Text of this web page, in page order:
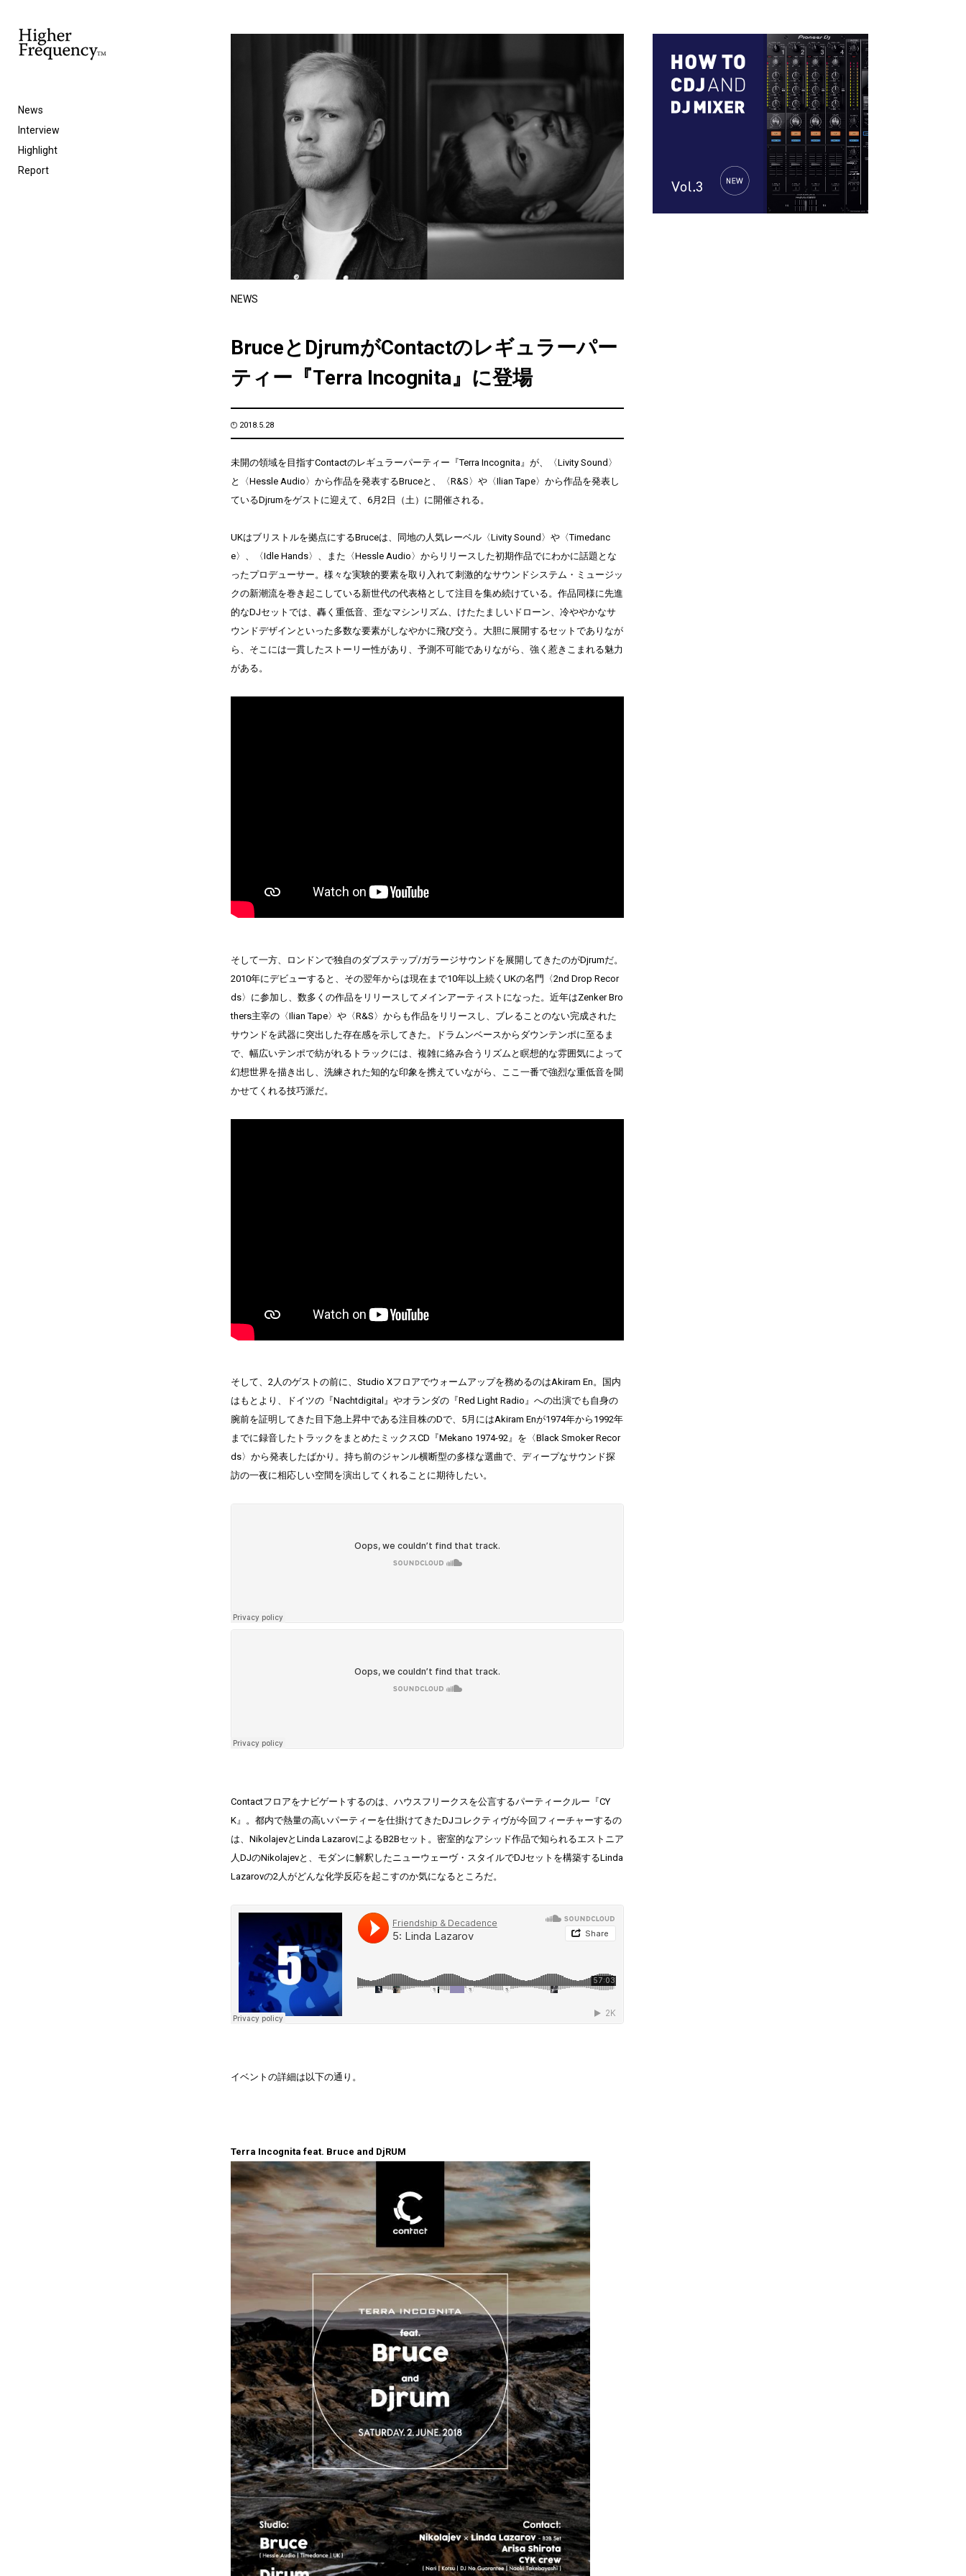
News
Interview
Highlight
Report
NEWS
BruceとDjrumがContactのレギュラーパー
ティー『Terra Incognita』に登場
2018.5.28
未開の領域を目指すContactのレギュラーパーティー『Terra Incognita』が、〈Livity Sound〉
と〈Hessle Audio〉から作品を発表するBruceと、〈R&S〉や〈Ilian Tape〉から作品を発表し
ているDjrumをゲストに迎えて、6月2日（土）に開催される。
UKはブリストルを拠点にするBruceは、同地の人気レーベル〈Livity Sound〉や〈Timedanc
e〉、〈Idle Hands〉、また〈Hessle Audio〉からリリースした初期作品でにわかに話題とな
ったプロデューサー。様々な実験的要素を取り入れて刺激的なサウンドシステム・ミュージッ
クの新潮流を巻き起こしている新世代の代表格として注目を集め続けている。作品同様に先進
的なDJセットでは、轟く重低音、歪なマシンリズム、けたたましいドローン、冷ややかなサ
ウンドデザインといった多数な要素がしなやかに飛び交う。大胆に展開するセットでありなが
ら、そこには一貫したストーリー性があり、予測不可能でありながら、強く惹きこまれる魅力
がある。
そして一方、ロンドンで独自のダブステップ/ガラージサウンドを展開してきたのがDjrumだ。
2010年にデビューすると、その翌年からは現在まで10年以上続くUKの名門〈2nd Drop Recor
ds〉に参加し、数多くの作品をリリースしてメインアーティストになった。近年はZenker Bro
thers主宰の〈Ilian Tape〉や〈R&S〉からも作品をリリースし、ブレることのない完成された
サウンドを武器に突出した存在感を示してきた。ドラムンベースからダウンテンポに至るま
で、幅広いテンポで紡がれるトラックには、複雑に絡み合うリズムと瞑想的な雰囲気によって
幻想世界を描き出し、洗練された知的な印象を携えていながら、ここ一番で強烈な重低音を聞
かせてくれる技巧派だ。
そして、2人のゲストの前に、Studio Xフロアでウォームアップを務めるのはAkiram En。国内
はもとより、ドイツの『Nachtdigital』やオランダの『Red Light Radio』への出演でも自身の
腕前を証明してきた目下急上昇中である注目株のDで、5月にはAkiram Enが1974年から1992年
までに録音したトラックをまとめたミックスCD『Mekano 1974-92』を〈Black Smoker Recor
ds〉から発表したばかり。持ち前のジャンル横断型の多様な選曲で、ディープなサウンド探
訪の一夜に相応しい空間を演出してくれることに期待したい。
Contactフロアをナビゲートするのは、ハウスフリークスを公言するパーティークルー『CY
K』。都内で熱量の高いパーティーを仕掛けてきたDJコレクティヴが今回フィーチャーするの
は、NikolajevとLinda LazarovによるB2Bセット。密室的なアシッド作品で知られるエストニア
人DJのNikolajevと、モダンに解釈したニューウェーヴ・スタイルでDJセットを構築するLinda
Lazarovの2人がどんな化学反応を起こすのか気になるところだ。
イベントの詳細は以下の通り。
Terra Incognita feat. Bruce and DjRUM